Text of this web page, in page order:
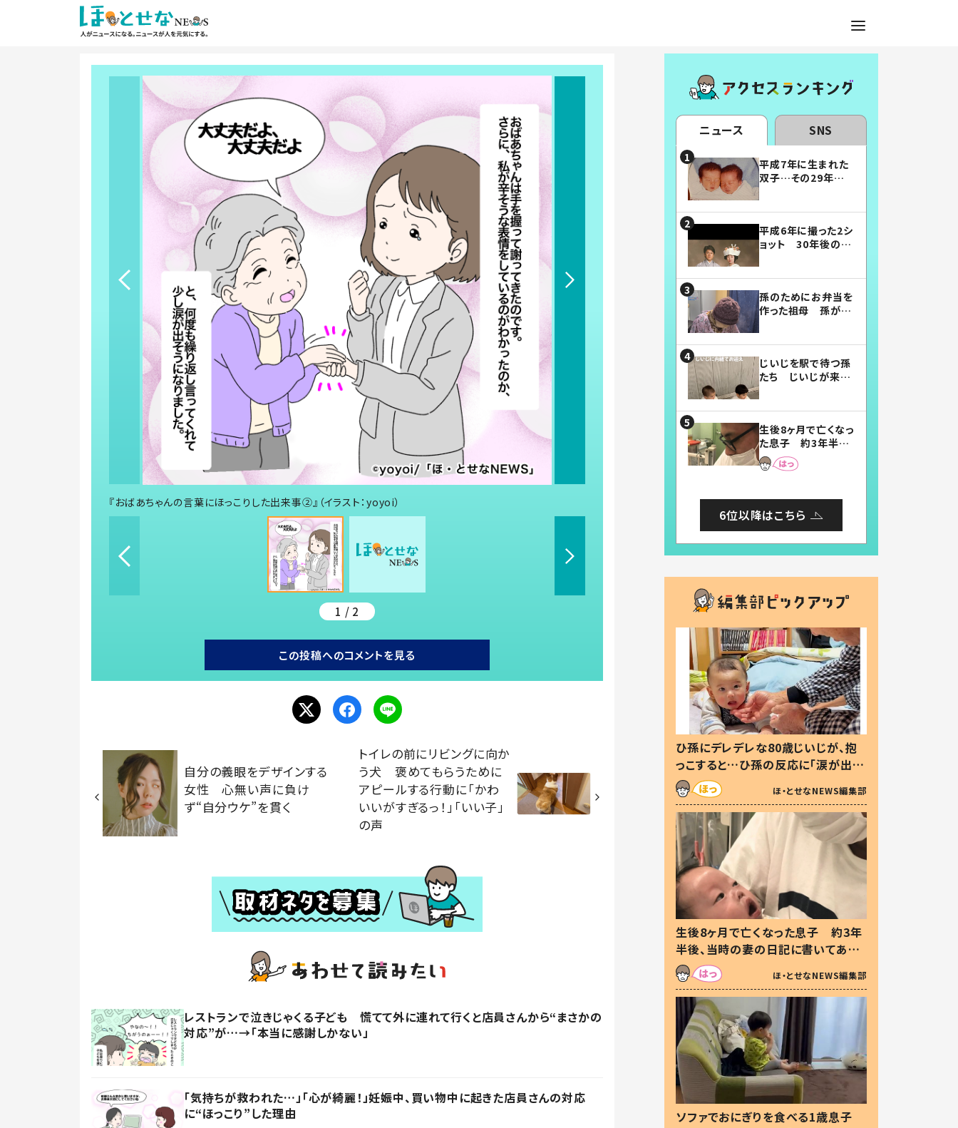
『おばあちゃんの言葉にほっこりした出来事②』（イラスト：yoyoi）
1 / 2
この投稿へのコメントを見る
自分の義眼をデザインする
女性 心無い声に負け
ず“自分ウケ”を貫く
トイレの前にリビングに向か
う犬 褒めてもらうために
アピールする行動に「かわ
いいがすぎるっ！」「いい子」
の声
レストランで泣きじゃくる子ども 慌てて外に連れて行くと店員さんから“まさかの
対応”が…→「本当に感謝しかない」
「気持ちが救われた…」「心が綺麗！」妊娠中、買い物中に起きた店員さんの対応
に“ほっこり”した理由
ニュース SNS
平成7年に生まれた
双子…その29年後
平成6年に撮った2シ
ョット 30年後の姿
孫のためにお弁当を
作った祖母 孫が絶
じいじを駅で待つ孫
たち じいじが来た
まらない」「幸せにな
れる」
生後8ヶ月で亡くなっ
た息子 約3年半
後、当時の妻の日記
に書いてあった本音
6位以降はこちら
ひ孫にデレデレな80歳じいじが、抱
っこすると…ひ孫の反応に「涙が出ま
した」「可愛くて仕方ない」
ほ・とせなNEWS編集部
生後8ヶ月で亡くなった息子 約3年
半後、当時の妻の日記に書いてあっ
た本音とは
ほ・とせなNEWS編集部
ソファでおにぎりを食べる1歳息子